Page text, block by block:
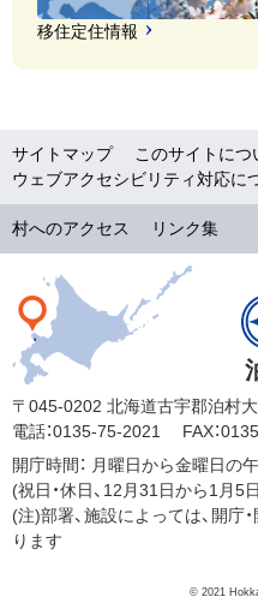
移住定住情報
サイトマップ このサイトにつ
ウェブアクセシビリティ対応に
村へのアクセス リンク集
〒045-0202 北海道古宇郡泊村
電話：0135-75-2021
FAX：
開庁時間： 月曜日から金曜日の
(祝日・休日、12月31日から1月5
(注)部署、施設によっては、開庁
ります
© 2021